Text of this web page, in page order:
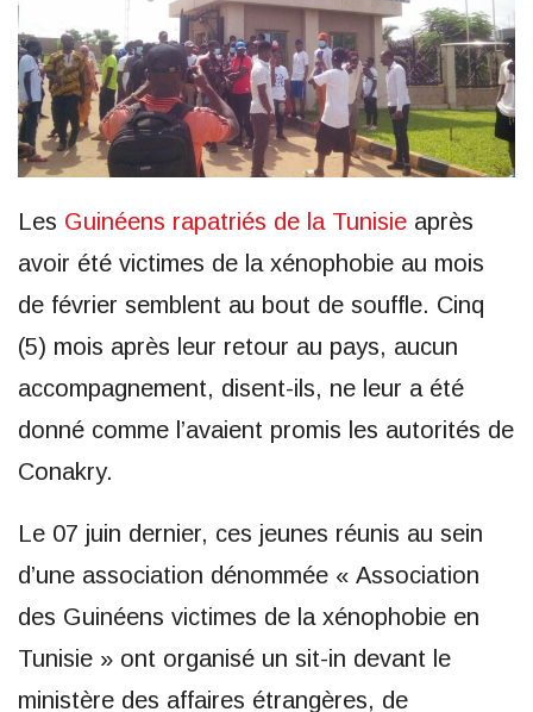
Les Guinéens rapatriés de la Tunisie après
avoir été victimes de la xénophobie au mois
de février semblent au bout de souffle. Cinq
(5) mois après leur retour au pays, aucun
accompagnement, disent-ils, ne leur a été
donné comme l’avaient promis les autorités de
Conakry.
Le 07 juin dernier, ces jeunes réunis au sein
d’une association dénommée « Association
des Guinéens victimes de la xénophobie en
Tunisie » ont organisé un sit-in devant le
ministère des affaires étrangères, de